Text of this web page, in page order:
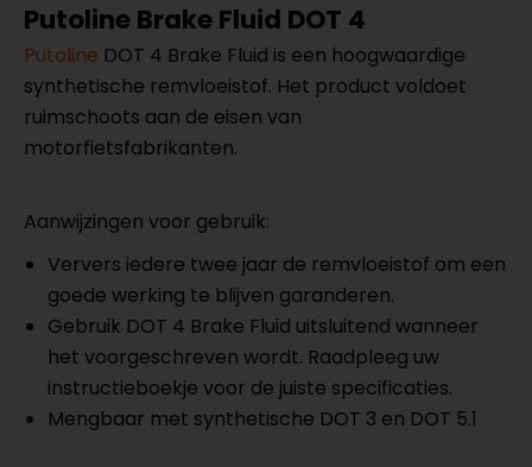
Putoline Brake Fluid DOT 4
Putoline DOT 4 Brake Fluid is een hoogwaardige
synthetische remvloeistof. Het product voldoet
ruimschoots aan de eisen van
motorfietsfabrikanten.
Aanwijzingen voor gebruik:
Ververs iedere twee jaar de remvloeistof om een
goede werking te blijven garanderen.
Gebruik DOT 4 Brake Fluid uitsluitend wanneer
het voorgeschreven wordt. Raadpleeg uw
instructieboekje voor de juiste specificaties.
Mengbaar met synthetische DOT 3 en DOT 5.1